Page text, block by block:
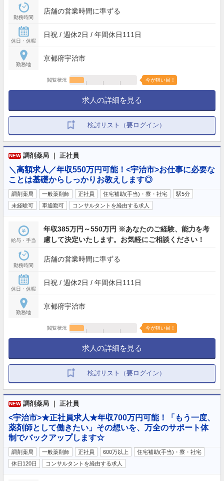
勤務時間
店舗の営業時間に準ずる
休日・休暇
日祝 / 週休2日 / 年間休日111日
勤務地
京都府宇治市
閲覧状況 今が狙い目！
求人の詳細を見る
検討リスト（要ログイン）
NEW 調剤薬局 ｜ 正社員
＼高額求人／年収550万円可能！<宇治市>お仕事に必要な
ことは基礎からしっかりお教えします◎
調剤薬局 一般薬剤師 正社員 住宅補助(手当)・寮・社宅
駅5分
未経験可
車通勤可 コンサルタントを経由する求人
給与・手当
年収385万円～550万円 ※あなたのご経験、能力を考
慮して決定いたします。お気軽にご相談ください！
勤務時間
店舗の営業時間に準ずる
休日・休暇
日祝 / 週休2日 / 年間休日111日
勤務地
京都府宇治市
閲覧状況 今が狙い目！
求人の詳細を見る
検討リスト（要ログイン）
NEW 調剤薬局 ｜ 正社員
<宇治市>★正社員求人★年収700万円可能！「もう一度、
薬剤師として働きたい」その想いを、万全のサポート体
制でバックアップします☆
調剤薬局 一般薬剤師 正社員 600万以上
住宅補助(手当)・寮・社宅
休日120日
コンサルタントを経由する求人